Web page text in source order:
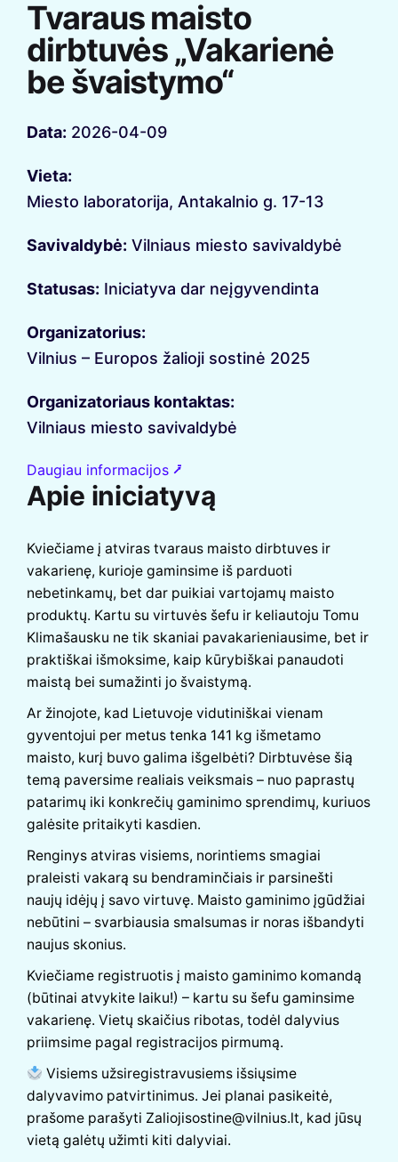
Tvaraus maisto
dirbtuvės „Vakarienė
be švaistymo“
Data: 2026-04-09
Vieta:
Miesto laboratorija, Antakalnio g. 17-13
Savivaldybė: Vilniaus miesto savivaldybė
Statusas: Iniciatyva dar neįgyvendinta
Organizatorius:
Vilnius – Europos žalioji sostinė 2025
Organizatoriaus kontaktas:
Vilniaus miesto savivaldybė
Daugiau informacijos ⭷
Apie iniciatyvą
Kviečiame į atviras tvaraus maisto dirbtuves ir
vakarienę, kurioje gaminsime iš parduoti
nebetinkamų, bet dar puikiai vartojamų maisto
produktų. Kartu su virtuvės šefu ir keliautoju Tomu
Klimašausku ne tik skaniai pavakarieniausime, bet ir
praktiškai išmoksime, kaip kūrybiškai panaudoti
maistą bei sumažinti jo švaistymą.
Ar žinojote, kad Lietuvoje vidutiniškai vienam
gyventojui per metus tenka 141 kg išmetamo
maisto, kurį buvo galima išgelbėti? Dirbtuvėse šią
temą paversime realiais veiksmais – nuo paprastų
patarimų iki konkrečių gaminimo sprendimų, kuriuos
galėsite pritaikyti kasdien.
Renginys atviras visiems, norintiems smagiai
praleisti vakarą su bendraminčiais ir parsinešti
naujų idėjų į savo virtuvę. Maisto gaminimo įgūdžiai
nebūtini – svarbiausia smalsumas ir noras išbandyti
naujus skonius.
Kviečiame registruotis į maisto gaminimo komandą
(būtinai atvykite laiku!) – kartu su šefu gaminsime
vakarienę. Vietų skaičius ribotas, todėl dalyvius
priimsime pagal registracijos pirmumą.
Visiems užsiregistravusiems išsiųsime
dalyvavimo patvirtinimus. Jei planai pasikeitė,
prašome parašyti Zaliojisostine@vilnius.lt, kad jūsų
vietą galėtų užimti kiti dalyviai.